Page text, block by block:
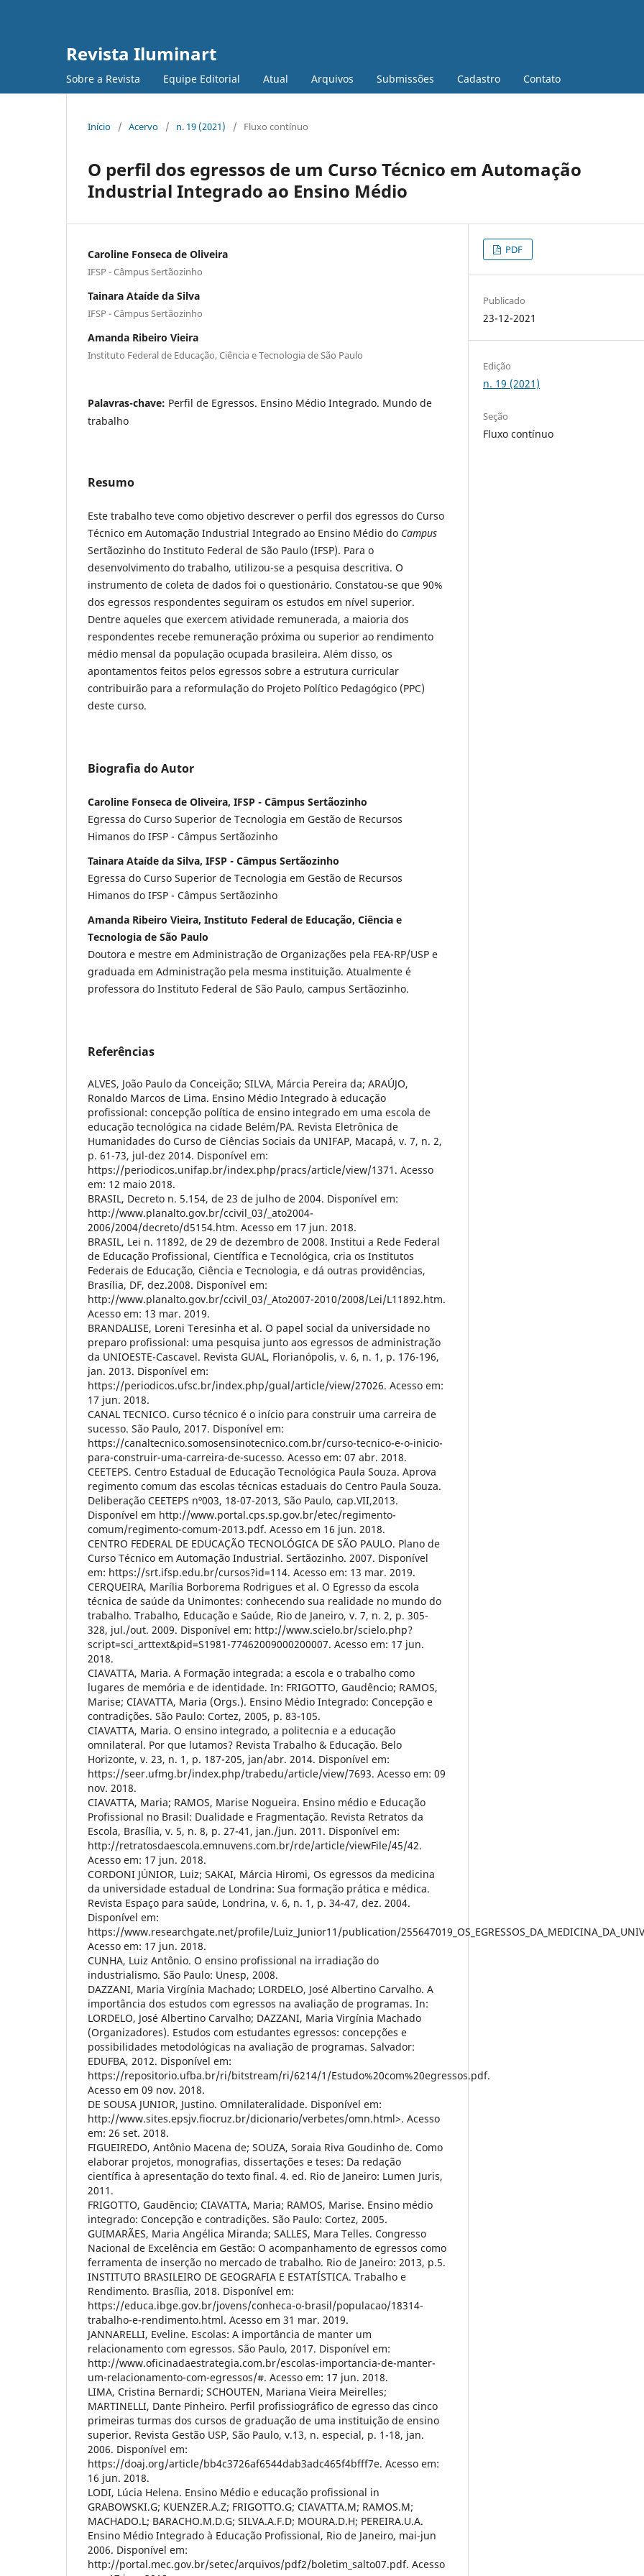
Revista Iluminart
Sobre a Revista Equipe Editorial Atual Arquivos Submissões Cadastro Contato
Início / Acervo / n. 19 (2021) / Fluxo contínuo
O perfil dos egressos de um Curso Técnico em Automação
Industrial Integrado ao Ensino Médio
Caroline Fonseca de Oliveira
IFSP - Câmpus Sertãozinho
Tainara Ataíde da Silva
IFSP - Câmpus Sertãozinho
Amanda Ribeiro Vieira
Instituto Federal de Educação, Ciência e Tecnologia de São Paulo
Palavras-chave: Perfil de Egressos. Ensino Médio Integrado. Mundo de
trabalho
Resumo
Este trabalho teve como objetivo descrever o perfil dos egressos do Curso
Técnico em Automação Industrial Integrado ao Ensino Médio do Campus
Sertãozinho do Instituto Federal de São Paulo (IFSP). Para o
desenvolvimento do trabalho, utilizou-se a pesquisa descritiva. O
instrumento de coleta de dados foi o questionário. Constatou-se que 90%
dos egressos respondentes seguiram os estudos em nível superior.
Dentre aqueles que exercem atividade remunerada, a maioria dos
respondentes recebe remuneração próxima ou superior ao rendimento
médio mensal da população ocupada brasileira. Além disso, os
apontamentos feitos pelos egressos sobre a estrutura curricular
contribuirão para a reformulação do Projeto Político Pedagógico (PPC)
deste curso.
Biografia do Autor
Caroline Fonseca de Oliveira, IFSP - Câmpus Sertãozinho
Egressa do Curso Superior de Tecnologia em Gestão de Recursos
Himanos do IFSP - Câmpus Sertãozinho
Tainara Ataíde da Silva, IFSP - Câmpus Sertãozinho
Egressa do Curso Superior de Tecnologia em Gestão de Recursos
Himanos do IFSP - Câmpus Sertãozinho
Amanda Ribeiro Vieira, Instituto Federal de Educação, Ciência e
Tecnologia de São Paulo
Doutora e mestre em Administração de Organizações pela FEA-RP/USP e
graduada em Administração pela mesma instituição. Atualmente é
professora do Instituto Federal de São Paulo, campus Sertãozinho.
Referências
ALVES, João Paulo da Conceição; SILVA, Márcia Pereira da; ARAÚJO,
Ronaldo Marcos de Lima. Ensino Médio Integrado à educação
profissional: concepção política de ensino integrado em uma escola de
educação tecnológica na cidade Belém/PA. Revista Eletrônica de
Humanidades do Curso de Ciências Sociais da UNIFAP, Macapá, v. 7, n. 2,
p. 61-73, jul-dez 2014. Disponível em:
https://periodicos.unifap.br/index.php/pracs/article/view/1371. Acesso
em: 12 maio 2018.
BRASIL, Decreto n. 5.154, de 23 de julho de 2004. Disponível em:
http://www.planalto.gov.br/ccivil_03/_ato2004-
2006/2004/decreto/d5154.htm. Acesso em 17 jun. 2018.
BRASIL, Lei n. 11892, de 29 de dezembro de 2008. Institui a Rede Federal
de Educação Profissional, Científica e Tecnológica, cria os Institutos
Federais de Educação, Ciência e Tecnologia, e dá outras providências,
Brasília, DF, dez.2008. Disponível em:
http://www.planalto.gov.br/ccivil_03/_Ato2007-2010/2008/Lei/L11892.htm.
Acesso em: 13 mar. 2019.
BRANDALISE, Loreni Teresinha et al. O papel social da universidade no
preparo profissional: uma pesquisa junto aos egressos de administração
da UNIOESTE-Cascavel. Revista GUAL, Florianópolis, v. 6, n. 1, p. 176-196,
jan. 2013. Disponível em:
https://periodicos.ufsc.br/index.php/gual/article/view/27026. Acesso em:
17 jun. 2018.
CANAL TECNICO. Curso técnico é o início para construir uma carreira de
sucesso. São Paulo, 2017. Disponível em:
https://canaltecnico.somosensinotecnico.com.br/curso-tecnico-e-o-inicio-
para-construir-uma-carreira-de-sucesso. Acesso em: 07 abr. 2018.
CEETEPS. Centro Estadual de Educação Tecnológica Paula Souza. Aprova
regimento comum das escolas técnicas estaduais do Centro Paula Souza.
Deliberação CEETEPS nº003, 18-07-2013, São Paulo, cap.VII,2013.
Disponível em http://www.portal.cps.sp.gov.br/etec/regimento-
comum/regimento-comum-2013.pdf. Acesso em 16 jun. 2018.
CENTRO FEDERAL DE EDUCAÇÃO TECNOLÓGICA DE SÃO PAULO. Plano de
Curso Técnico em Automação Industrial. Sertãozinho. 2007. Disponível
em: https://srt.ifsp.edu.br/cursos?id=114. Acesso em: 13 mar. 2019.
CERQUEIRA, Marília Borborema Rodrigues et al. O Egresso da escola
técnica de saúde da Unimontes: conhecendo sua realidade no mundo do
trabalho. Trabalho, Educação e Saúde, Rio de Janeiro, v. 7, n. 2, p. 305-
328, jul./out. 2009. Disponível em: http://www.scielo.br/scielo.php?
script=sci_arttext&pid=S1981-77462009000200007. Acesso em: 17 jun.
2018.
CIAVATTA, Maria. A Formação integrada: a escola e o trabalho como
lugares de memória e de identidade. In: FRIGOTTO, Gaudêncio; RAMOS,
Marise; CIAVATTA, Maria (Orgs.). Ensino Médio Integrado: Concepção e
contradições. São Paulo: Cortez, 2005, p. 83-105.
CIAVATTA, Maria. O ensino integrado, a politecnia e a educação
omnilateral. Por que lutamos? Revista Trabalho & Educação. Belo
Horizonte, v. 23, n. 1, p. 187-205, jan/abr. 2014. Disponível em:
https://seer.ufmg.br/index.php/trabedu/article/view/7693. Acesso em: 09
nov. 2018.
CIAVATTA, Maria; RAMOS, Marise Nogueira. Ensino médio e Educação
Profissional no Brasil: Dualidade e Fragmentação. Revista Retratos da
Escola, Brasília, v. 5, n. 8, p. 27-41, jan./jun. 2011. Disponível em:
http://retratosdaescola.emnuvens.com.br/rde/article/viewFile/45/42.
Acesso em: 17 jun. 2018.
CORDONI JÚNIOR, Luiz; SAKAI, Márcia Hiromi, Os egressos da medicina
da universidade estadual de Londrina: Sua formação prática e médica.
Revista Espaço para saúde, Londrina, v. 6, n. 1, p. 34-47, dez. 2004.
Disponível em:
https://www.researchgate.net/profile/Luiz_Junior11/publication/
Acesso em: 17 jun. 2018.
CUNHA, Luiz Antônio. O ensino profissional na irradiação do
industrialismo. São Paulo: Unesp, 2008.
DAZZANI, Maria Virgínia Machado; LORDELO, José Albertino Carvalho. A
importância dos estudos com egressos na avaliação de programas. In:
LORDELO, José Albertino Carvalho; DAZZANI, Maria Virgínia Machado
(Organizadores). Estudos com estudantes egressos: concepções e
possibilidades metodológicas na avaliação de programas. Salvador:
EDUFBA, 2012. Disponível em:
https://repositorio.ufba.br/ri/bitstream/ri/6214/1/Estudo%20com%20egressos.pdf.
Acesso em 09 nov. 2018.
DE SOUSA JUNIOR, Justino. Omnilateralidade. Disponível em:
http://www.sites.epsjv.fiocruz.br/dicionario/verbetes/omn.html>. Acesso
em: 26 set. 2018.
FIGUEIREDO, Antônio Macena de; SOUZA, Soraia Riva Goudinho de. Como
elaborar projetos, monografias, dissertações e teses: Da redação
científica à apresentação do texto final. 4. ed. Rio de Janeiro: Lumen Juris,
2011.
FRIGOTTO, Gaudêncio; CIAVATTA, Maria; RAMOS, Marise. Ensino médio
integrado: Concepção e contradições. São Paulo: Cortez, 2005.
GUIMARÃES, Maria Angélica Miranda; SALLES, Mara Telles. Congresso
Nacional de Excelência em Gestão: O acompanhamento de egressos como
ferramenta de inserção no mercado de trabalho. Rio de Janeiro: 2013, p.5.
INSTITUTO BRASILEIRO DE GEOGRAFIA E ESTATÍSTICA. Trabalho e
Rendimento. Brasília, 2018. Disponível em:
https://educa.ibge.gov.br/jovens/conheca-o-brasil/populacao/18314-
trabalho-e-rendimento.html. Acesso em 31 mar. 2019.
JANNARELLI, Eveline. Escolas: A importância de manter um
relacionamento com egressos. São Paulo, 2017. Disponível em:
http://www.oficinadaestrategia.com.br/escolas-importancia-de-manter-
um-relacionamento-com-egressos/#. Acesso em: 17 jun. 2018.
LIMA, Cristina Bernardi; SCHOUTEN, Mariana Vieira Meirelles;
MARTINELLI, Dante Pinheiro. Perfil profissiográfico de egresso das cinco
primeiras turmas dos cursos de graduação de uma instituição de ensino
superior. Revista Gestão USP, São Paulo, v.13, n. especial, p. 1-18, jan.
2006. Disponível em:
https://doaj.org/article/bb4c3726af6544dab3adc465f4bfff7e. Acesso em:
16 jun. 2018.
LODI, Lúcia Helena. Ensino Médio e educação profissional in
GRABOWSKI.G; KUENZER.A.Z; FRIGOTTO.G; CIAVATTA.M; RAMOS.M;
MACHADO.L; BARACHO.M.D.G; SILVA.A.F.D; MOURA.D.H; PEREIRA.U.A.
Ensino Médio Integrado à Educação Profissional, Rio de Janeiro, mai-jun
2006. Disponível em:
http://portal.mec.gov.br/setec/arquivos/pdf2/boletim_salto07.pdf. Acesso
PDF
Publicado
23-12-2021
Edição
n. 19 (2021)
Seção
Fluxo contínuo